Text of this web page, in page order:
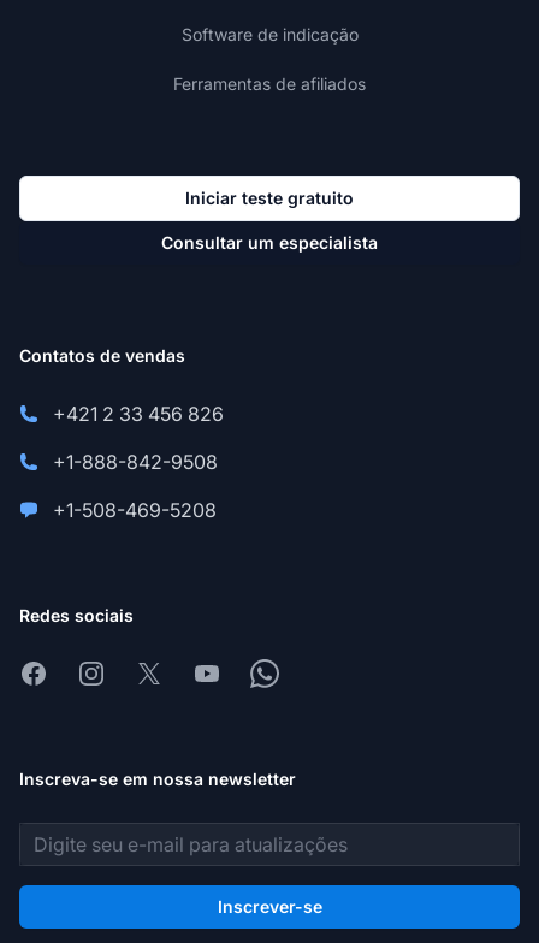
Software de indicação
Ferramentas de afiliados
Iniciar teste gratuito
Consultar um especialista
Contatos de vendas
+421 2 33 456 826
+1-888-842-9508
+1-508-469-5208
Redes sociais
FacebookInstagram
X YoutubeWhatsapp
Inscreva-se em nossa newsletter
Endereço de e-mail
Inscrever-se